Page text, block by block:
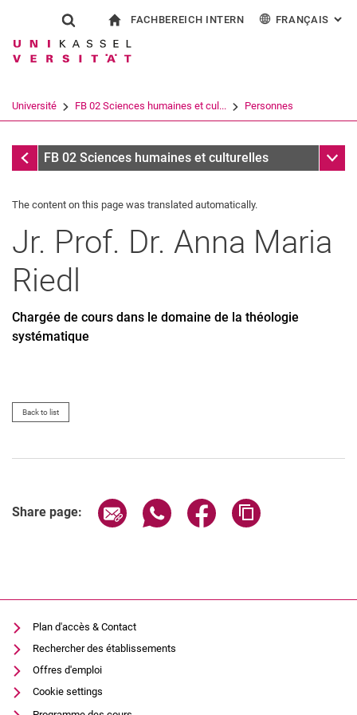
Jump directly to: content
Jump directly to: search
Jump directly to: main
Show search form
Search term
Search (opens an external link in a
FACHBEREICH INTERN FRANÇAIS :
Université FB 02 Sciences humaines et cul... Personnes
Personnes
FB 02 Sciences humaines et culturelles Sub
The content on this page was translated automatically.
Jr. Prof. Dr. Anna Maria
Riedl
Chargée de cours dans le domaine de la théologie
systématique
Back to list
Share page: Share page via email
Share page via WhatsApp
Share page via
Plan d'accès & Contact
Rechercher des établissements
Offres d'emploi
Cookie settings